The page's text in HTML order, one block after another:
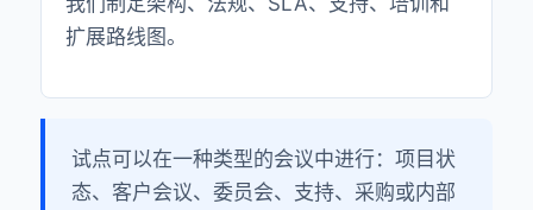
扩展路线图。
试点可以在一种类型的会议中进行：项目状
态、客户会议、委员会、支持、采购或内部